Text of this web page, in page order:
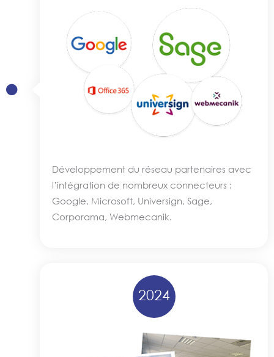
Développement du réseau partenaires avec
l’intégration de nombreux connecteurs :
Google, Microsoft, Universign, Sage,
Corporama, Webmecanik.
2024